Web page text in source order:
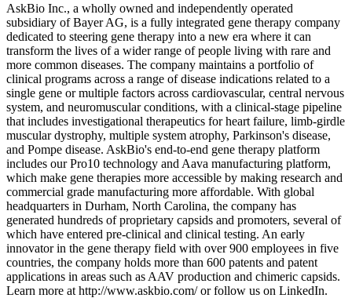
AskBio Inc., a wholly owned and independently operated
subsidiary of Bayer AG, is a fully integrated gene therapy company
dedicated to steering gene therapy into a new era where it can
transform the lives of a wider range of people living with rare and
more common diseases. The company maintains a portfolio of
clinical programs across a range of disease indications related to a
single gene or multiple factors across cardiovascular, central nervous
system, and neuromuscular conditions, with a clinical-stage pipeline
that includes investigational therapeutics for heart failure, limb-girdle
muscular dystrophy, multiple system atrophy, Parkinson's disease,
and Pompe disease. AskBio's end-to-end gene therapy platform
includes our Pro10 technology and Aava manufacturing platform,
which make gene therapies more accessible by making research and
commercial grade manufacturing more affordable. With global
headquarters in Durham, North Carolina, the company has
generated hundreds of proprietary capsids and promoters, several of
which have entered pre-clinical and clinical testing. An early
innovator in the gene therapy field with over 900 employees in five
countries, the company holds more than 600 patents and patent
applications in areas such as AAV production and chimeric capsids.
Learn more at http://www.askbio.com/ or follow us on LinkedIn.